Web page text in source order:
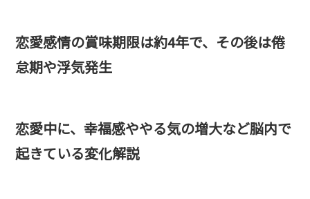
恋愛感情の賞味期限は約4年で、その後は倦
怠期や浮気発生
恋愛中に、幸福感ややる気の増大など脳内で
起きている変化解説